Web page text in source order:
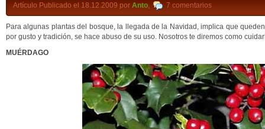
Artículo Publicado el 18.12.2009 por Anto, 7 comentarios
Para algunas plantas del bosque, la llegada de la Navidad, implica que
por gusto y tradición, se hace abuso de su uso. Nosotros te diremos como
MUÉRDAGO